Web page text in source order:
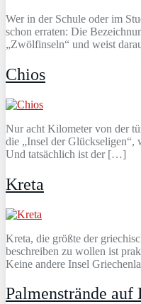
Wer in der Schule oder im
schon erraten: Die
„Zwölfinseln“ und weist
Chios
Nur acht Kilometer von der
die „Insel der Glückseligen“,
Und tatsächlich ist der […]
Kreta
Kreta, die größte der
beschreiben zu wollen ist
Keine andere Insel
Palmenstrände auf